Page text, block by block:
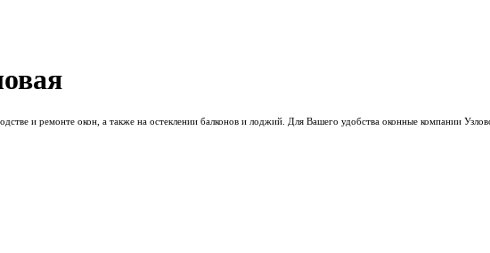
и ремонте окон, а также на остеклении балконов и лоджий. Для Вашего удобства оконные компании